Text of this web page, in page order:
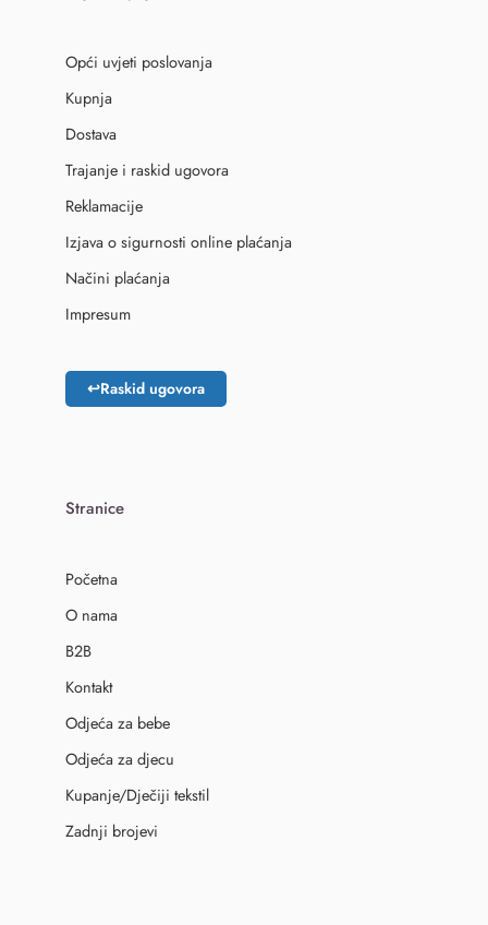
Opći uvjeti poslovanja
Kupnja
Dostava
Trajanje i raskid ugovora
Reklamacije
Izjava o sigurnosti online plaćanja
Načini plaćanja
Impresum
↩Raskid ugovora
Stranice
Početna
O nama
B2B
Kontakt
Odjeća za bebe
Odjeća za djecu
Kupanje/Dječiji tekstil
Zadnji brojevi